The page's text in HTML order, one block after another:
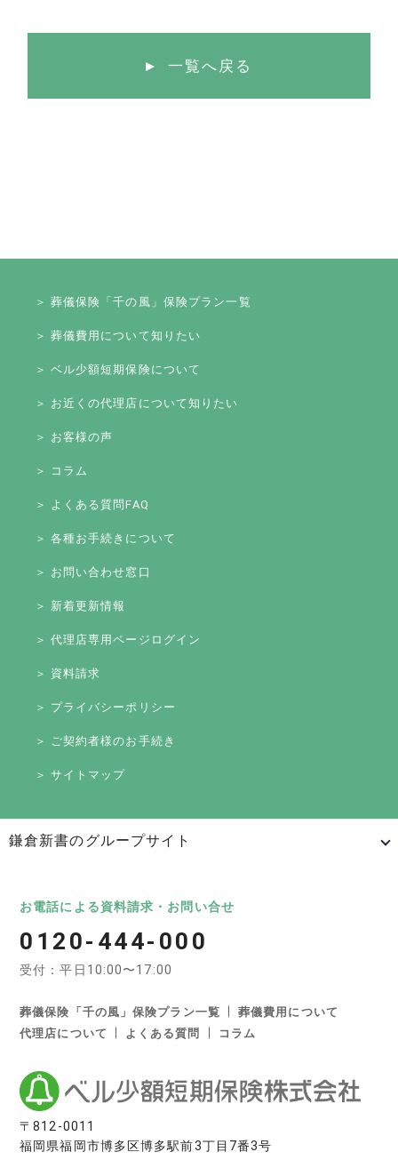
一覧へ戻る
＞ 葬儀保険「千の風」保険プラン一覧
＞ 葬儀費用について知りたい
＞ ベル少額短期保険について
＞ お近くの代理店について知りたい
＞ お客様の声
＞ コラム
＞ よくある質問FAQ
＞ 各種お手続きについて
＞ お問い合わせ窓口
＞ 新着更新情報
＞ 代理店専用ページログイン
＞ 資料請求
＞ プライバシーポリシー
＞ ご契約者様のお手続き
＞ サイトマップ
鎌倉新書のグループサイト
いいお墓 Life.（ライフドット） いいお墓-永代供養墓版
いいお墓-ペット霊園版 樹木葬なび
寺院墓地.com 優良墓石・石材店ガイド
お墓の引越し＆墓じまいくん
いい葬儀 いいお坊さん
日本最大級の仏壇仏具総合サイト「いい仏壇」
いい仏壇
お電話による資料請求・お問い合せ
0120-444-000
受付：平日10:00〜17:00
葬儀保険「千の風」保険プラン一覧
葬儀費用について
代理店について
よくある質問 コラム
〒812-0011
福岡県福岡市博多区博多駅前3丁目7番3号